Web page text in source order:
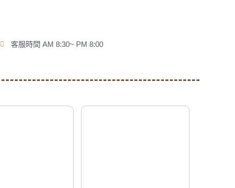
客服時間 AM 8:30~ PM 8:00